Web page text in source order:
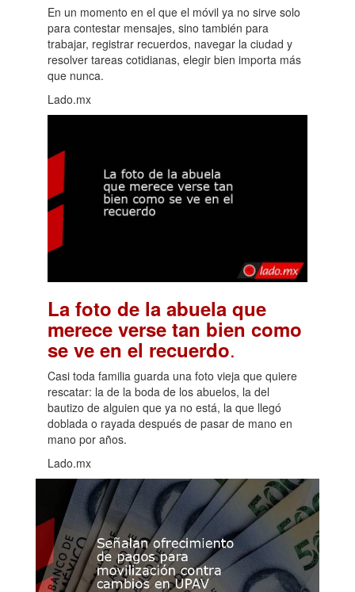
En un momento en el que el móvil ya no sirve solo
para contestar mensajes, sino también para
trabajar, registrar recuerdos, navegar la ciudad y
resolver tareas cotidianas, elegir bien importa más
que nunca.
Lado.mx
La foto de la abuela que
merece verse tan bien como
se ve en el recuerdo.
Casi toda familia guarda una foto vieja que quiere
rescatar: la de la boda de los abuelos, la del
bautizo de alguien que ya no está, la que llegó
doblada o rayada después de pasar de mano en
mano por años.
Lado.mx